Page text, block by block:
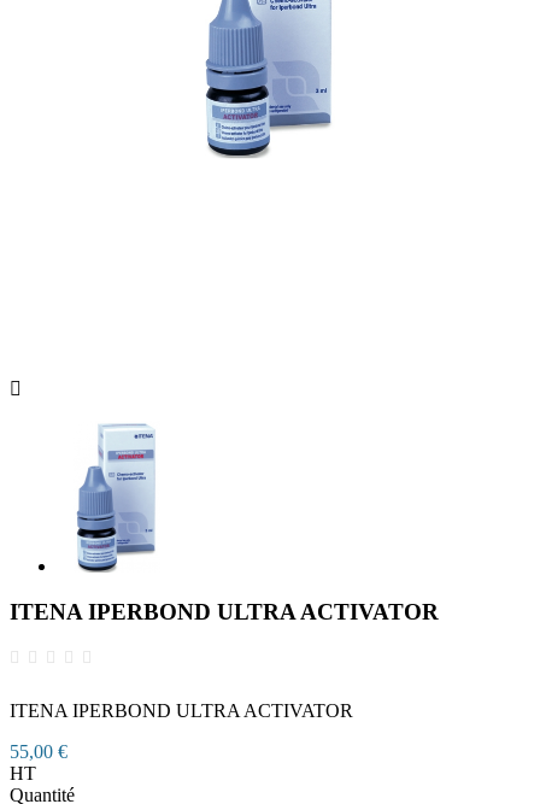

ITENA IPERBOND ULTRA ACTIVATOR
ITENA IPERBOND ULTRA ACTIVATOR
55,00 €
HT
Quantité